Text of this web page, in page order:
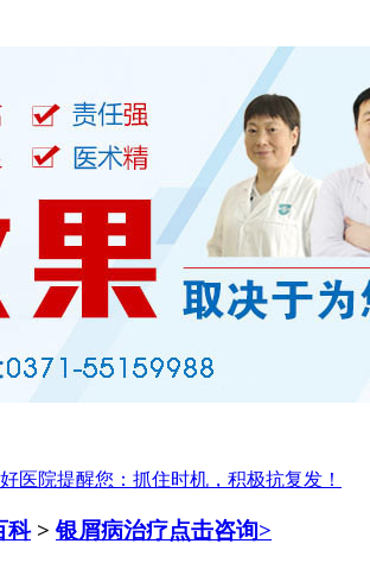
医院提醒您： 抓住时机，积极抗复发！
科>银屑病治疗点击咨询>